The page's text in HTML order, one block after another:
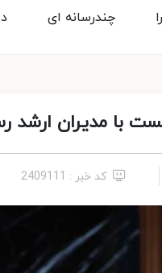
چندرسانه ای
با مدیران ارشد
کد خبر : 2409111